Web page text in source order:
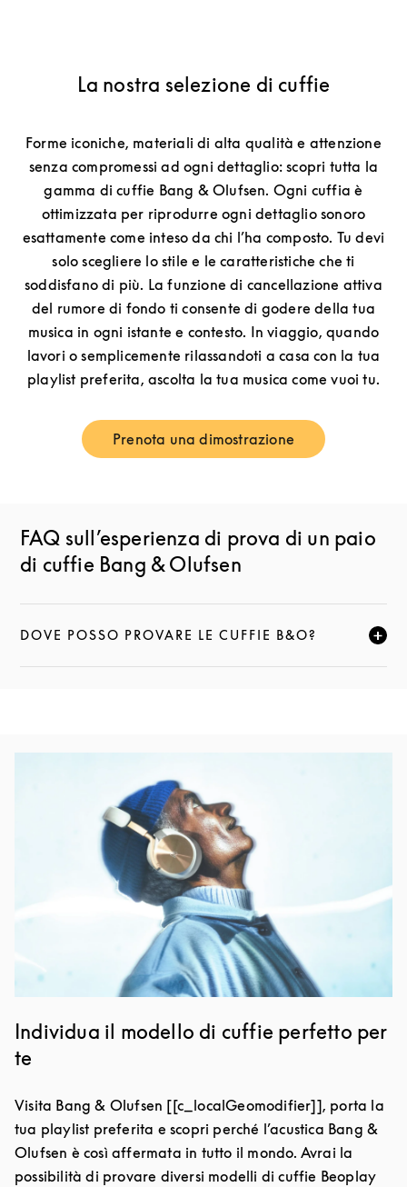
La nostra selezione di cuffie
Forme iconiche, materiali di alta qualità e attenzione
senza compromessi ad ogni dettaglio: scopri tutta la
gamma di cuffie Bang & Olufsen. Ogni cuffia è
ottimizzata per riprodurre ogni dettaglio sonoro
esattamente come inteso da chi l’ha composto. Tu devi
solo scegliere lo stile e le caratteristiche che ti
soddisfano di più. La funzione di cancellazione attiva
del rumore di fondo ti consente di godere della tua
musica in ogni istante e contesto. In viaggio, quando
lavori o semplicemente rilassandoti a casa con la tua
playlist preferita, ascolta la tua musica come vuoi tu.
Prenota una dimostrazione
Link Opens in New Tab
FAQ sull’esperienza di prova di un paio
di cuffie Bang & Olufsen
DOVE POSSO PROVARE LE CUFFIE B&O?
FAI CLIC PER ESPANDERE QUESTA DESCRIZIONE E
Individua il modello di cuffie perfetto per
te
Visita Bang & Olufsen [[c_localGeomodifier]], porta la
tua playlist preferita e scopri perché l’acustica Bang &
Olufsen è così affermata in tutto il mondo. Avrai la
possibilità di provare diversi modelli di cuffie Beoplay